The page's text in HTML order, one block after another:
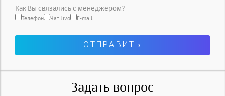
Как Вы связались с менеджером?
Телефон Чат Jivo E-mail
Задать вопрос